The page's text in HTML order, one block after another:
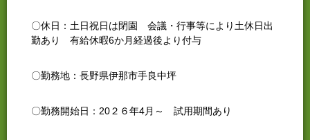
〇休日：土日祝日は閉園 会議・行事等により土休日出
勤あり 有給休暇6か月経過後より付与
〇勤務地：長野県伊那市手良中坪
〇勤務開始日：20２６年4月～ 試用期間あり